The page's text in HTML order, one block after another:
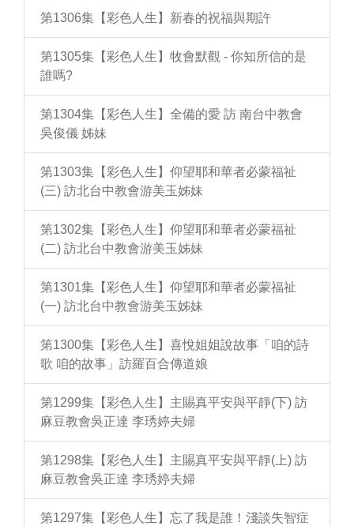
第1306集【彩色人生】新春的祝福與期許
第1305集【彩色人生】牧會默觀 - 你知所信的是
誰嗎?
第1304集【彩色人生】全備的愛 訪 南台中教會
吳俊儀 姊妹
第1303集【彩色人生】仰望耶和華者必蒙福祉
(三) 訪北台中教會游美玉姊妹
第1302集【彩色人生】仰望耶和華者必蒙福祉
(二) 訪北台中教會游美玉姊妹
第1301集【彩色人生】仰望耶和華者必蒙福祉
(一) 訪北台中教會游美玉姊妹
第1300集【彩色人生】喜悅姐姐說故事「咱的詩
歌 咱的故事」訪羅百合傳道娘
第1299集【彩色人生】主賜真平安與平靜(下) 訪
麻豆教會吳正達 李琇婷夫婦
第1298集【彩色人生】主賜真平安與平靜(上) 訪
麻豆教會吳正達 李琇婷夫婦
第1297集【彩色人生】忘了我是誰！淺談失智症